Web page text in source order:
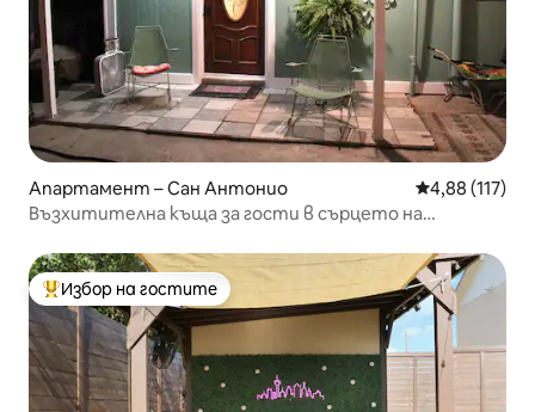
Апартамент – Сан Антонио Средна
4,88 (117)
Възхитителна къща за гости в сърцето на
Най-популярен избор на гостите
Избор на гостите